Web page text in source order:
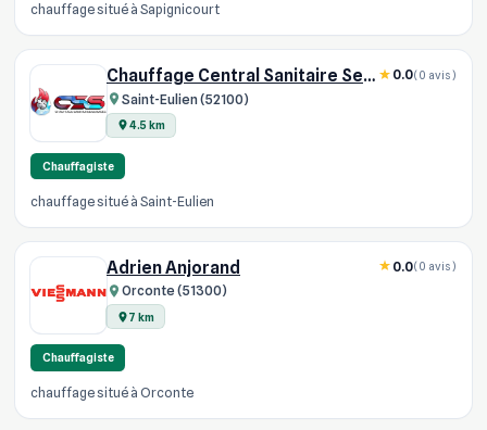
chauffage situé à Sapignicourt
Chauffage Central Sanitaire Services
Saint-Eulien (52100)
4.5 km
0.0(0 avis)
Chauffagiste
chauffage situé à Saint-Eulien
Adrien Anjorand
Orconte (51300)
7 km
0.0(0 avis)
Chauffagiste
chauffage situé à Orconte